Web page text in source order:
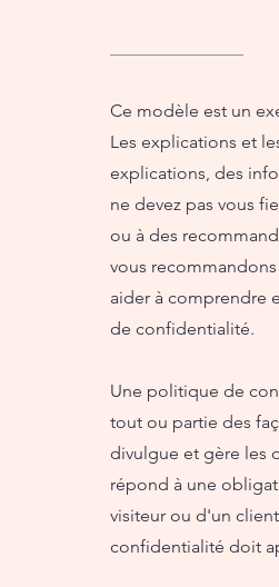
Ce modèle est un
Les explications et
explications, des
ne devez pas vous
ou à des
vous
aider à comprendre
de confidentialité.
Une politique de
tout ou partie des
divulgue et gère les
répond à une
visiteur ou d'un
confidentialité doit